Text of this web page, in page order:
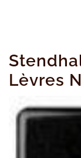
Lèvres